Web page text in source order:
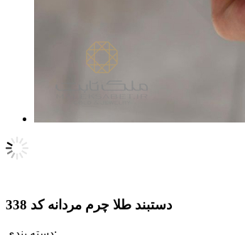
دستبند طلا چرم مردانه کد 338